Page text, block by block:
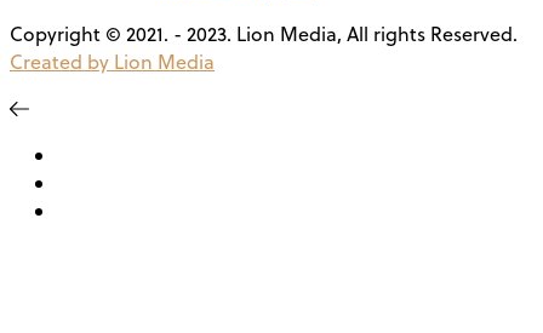
Copyright © 2021. - 2023. Lion Media, All rights Reserved.
Created by Lion Media